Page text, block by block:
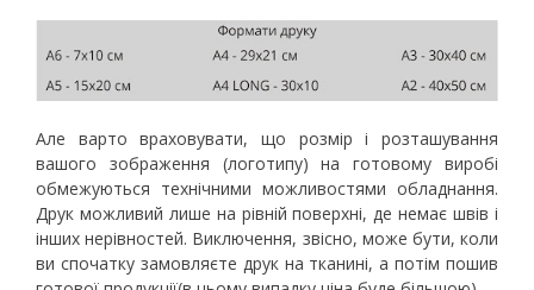
Але варто враховувати, що розмір і розташування
вашого зображення (логотипу) на готовому виробі
обмежуються технічними можливостями обладнання.
Друк можливий лише на рівній поверхні, де немає швів і
інших нерівностей. Виключення, звісно, може бути, коли
ви спочатку замовляєте друк на тканині, а потім пошив